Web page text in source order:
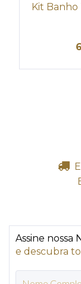
Kit Banho
6
Assine nossa
e descubra